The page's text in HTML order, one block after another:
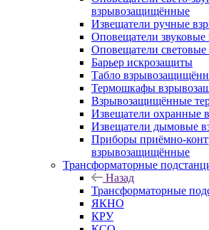
взрывозащищённые
Извещатели ручные
Оповещатели
Оповещатели
Барьер искрозащиты
Табло
Термошкафы
Взрывозащищённые
Извещатели охранные
Извещатели дымовые
Приборы приёмно-
взрывозащищённые
Трансформаторные
Назад
Трансформаторные
ЯКНО
КРУ